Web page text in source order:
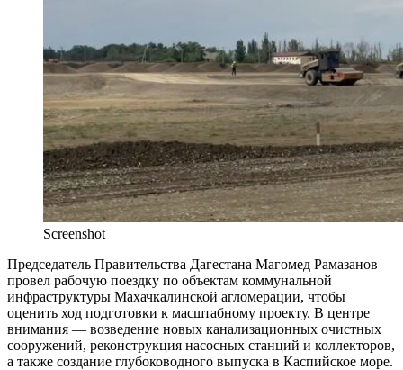
Screenshot
Председатель Правительства Дагестана Магомед Рамазанов
провел рабочую поездку по объектам коммунальной
инфраструктуры Махачкалинской агломерации, чтобы
оценить ход подготовки к масштабному проекту. В центре
внимания — возведение новых канализационных очистных
сооружений, реконструкция насосных станций и коллекторов,
а также создание глубоководного выпуска в Каспийское море.